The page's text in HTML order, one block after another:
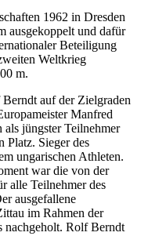
1962 in Dresden
ausgekoppelt und dafür
Beteiligung
Weltkrieg
m.
auf der Zielgraden
Manfred
jüngster Teilnehmer
Platz. Sieger des
ungarischen Athleten.
war die von der
alle Teilnehmer des
ausgefallene
im Rahmen der
Rolf Berndt